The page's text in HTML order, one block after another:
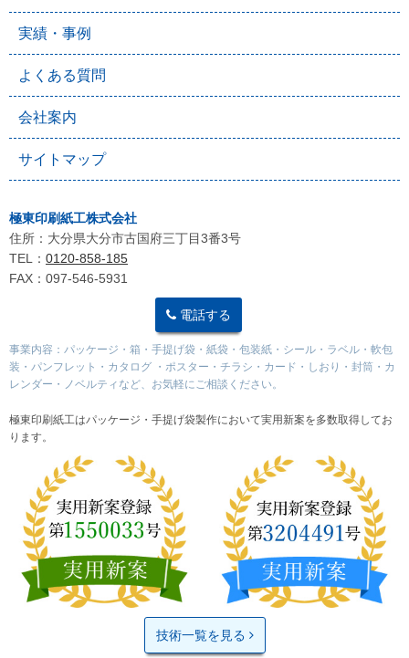
実績・事例
よくある質問
会社案内
サイトマップ
極東印刷紙工株式会社
住所：大分県大分市古国府三丁目3番3号
TEL： 0120-858-185
FAX：097-546-5931
電話する
事業内容：パッケージ・箱・手提げ袋・紙袋・包装紙・シール・ラベル・軟包
装・パンフレット・カタログ ・ポスター・チラシ・カード・しおり・封筒・カ
レンダー・ノベルティなど、お気軽にご相談ください。
極東印刷紙工はパッケージ・手提げ袋製作において実用新案を多数取得してお
ります。
技術一覧を見る